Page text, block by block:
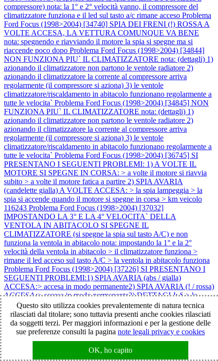
compressore) nota: la 1° e 2° velocità vanno, il compressore del
climatizzatore funziona e il led sul tasto a/c rimane acceso Problema
Ford Focus (1998>2004) [34740] SPIA DEI FRENI (!) ROSSA A
VOLTE ACCESA, LA VETTURA COMUNQUE VA BENE
nota: spegnendo e riavviando il motore la spia si spegne ma si
riaccende poco dopo Problema Ford Focus (1998>2004) [34844]
NON FUNZIONA PIU` IL CLIMATIZZATORE nota: (dettagli) 1)
azionando il climatizzatore non partono le ventole radiatore 2)
azionando il climatizzatore la corrente al compressore arriva
regolarmente (il compressore si aziona) 3) le ventole
climatizzatore/riscaldamento in abitacolo funzionano regolarmente a
tutte le velocita` Problema Ford Focus (1998>2004) [34845] NON
FUNZIONA PIU` IL CLIMATIZZATORE nota: (dettagli) 1)
azionando il climatizzatore non partono le ventole radiatore 2)
azionando il climatizzatore la corrente al compressore arriva
regolarmente (il compressore si aziona) 3) le ventole
climatizzatore/riscaldamento in abitacolo funzionano regolarmente a
tutte le velocita` Problema Ford Focus (1998>2004) [36745] SI
PRESENTANO I SEGUENTI PROBLEMI: 1) A VOLTE IL
MOTORE SI SPEGNE IN CORSA: > a volte il motore si riavvia
subito > a volte il motore fatica a partire 2) SPIA AVARIA
(candelette gialla) A VOLTE ACCESA: > la spia lampeggia > la
spia si accende quando il motore si spegne in corsa > km veicolo
116243 Problema Ford Focus (1998>2004) [37032]
IMPOSTANDO LA 3° E LA 4° VELOCITA` DELLA
VENTOLA IN ABITACOLO SI SPEGNE IL
CLIMATIZZATORE (si spegne la spia sul tasto A/C) e non
funziona la ventola in abitacolo nota: impostando la 1° e la 2°
velocità della ventola in abitacolo > il climatizzatore funziona >
rimane il led acceso sul tasto A/C > la ventola in abitacolo funziona
Problema Ford Focus (1998>2004) [37226] SI PRESENTANO I
SEGUENTI PROBLEMI:1) SPIA AVARIA (abs / gialla)
ACCESA:> accesa in modo permanente2) SPIA AVARIA (! / rossa)
ACCESA:> accesa in modo permanente3) DETTAGLI: § > la
vettura comunque va bene4) FATTO COME SEGUE SENZA
RISOLVERE:> sostituito il quadro strumenti con uno da recupero
5) CASI:> 1 caso capitato § > km veicolo 180000 §Problema Ford
Focus (1998>2004) [37514] SI PRESENTANO I SEGUENTI
ma si spegne subito 2) SPIA AVARIA (candelette gialla)
LAMPEGGIANTE 3) DETTAGLI: > inizialmente mancava di
Questo sito utilizza cookies prevalentemente di natura tecnica
rilasciati dal titolare; sono tuttavia presenti anche cookies rilasciati
da soggetti terzi. Per maggiori informazioni e per la gestione delle
sue preferenze consulti la pagina note legali privacy e cookies
OK, ho capito